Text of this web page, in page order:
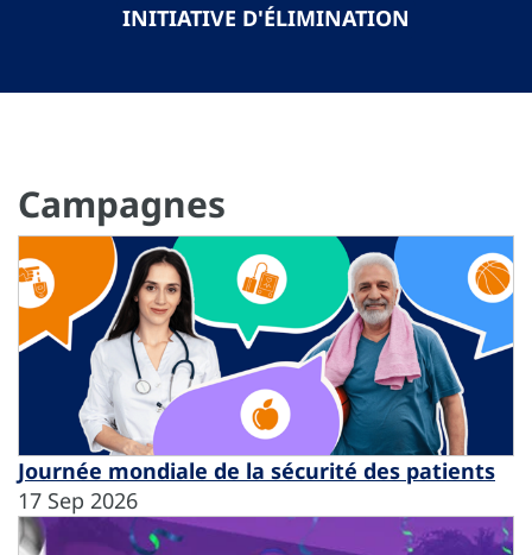
INITIATIVE D'ÉLIMINATION
Campagnes
Journée mondiale de la sécurité des patients
17 Sep 2026